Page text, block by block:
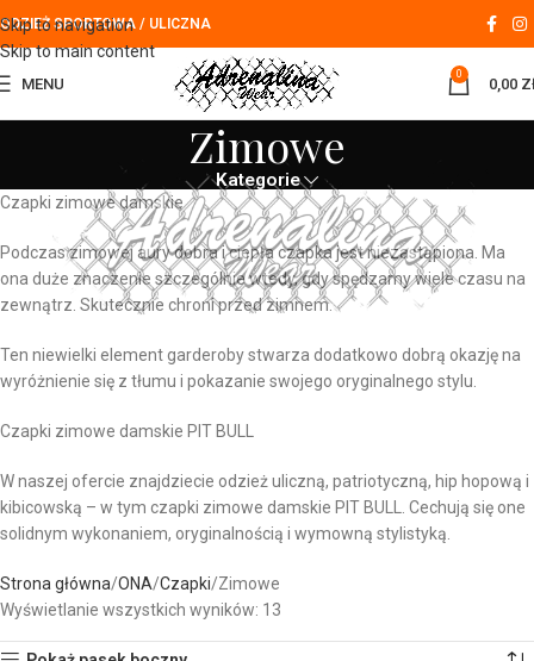
Skip to navigation
Skip to main content
ODZIEŻ SPORTOWA / ULICZNA
MENU
0
0,00
Zimowe
Kategorie
Czapki zimowe damskie
Podczas zimowej aury dobra i ciepła czapka jest niezastąpiona. Ma
ona duże znaczenie szczególnie wtedy, gdy spędzamy wiele czasu na
zewnątrz. Skutecznie chroni przed zimnem.
Ten niewielki element garderoby stwarza dodatkowo dobrą okazję na
wyróżnienie się z tłumu i pokazanie swojego oryginalnego stylu.
Czapki zimowe damskie PIT BULL
W naszej ofercie znajdziecie odzież uliczną, patriotyczną, hip hopową i
kibicowską – w tym czapki zimowe damskie PIT BULL. Cechują się one
solidnym wykonaniem, oryginalnością i wymowną stylistyką.
Strona główna ONA Czapki Zimowe
Wyświetlanie wszystkich wyników: 13